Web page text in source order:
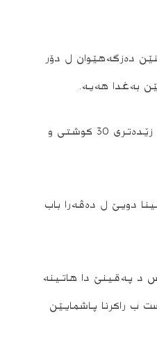
ده‌زگه‌هێوان ل دۆر
بەغدا هه‌یه‌.
د هێرشه‌كا خوه‌كوژى دا ئه‌ڤرو سپێدێ 2 په‌قین ل باژارێ به‌غدا روودان و تا نها زێده‌ترى 30 كوشتى و
دویێ ل ده‌ڤه‌را باب
رێڤه‌به‌رێ به‌رگرییا سڤیل ل ئیراقێ راگه‌هاند؛ هه‌ژمارا 30 كه‌س د په‌قینێ دا هاتینه‌
ب راكرنا پاشمایێن